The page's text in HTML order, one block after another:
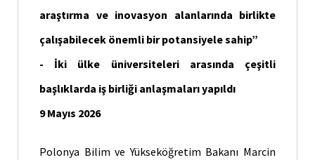
araştırma ve inovasyon alanlarında birlikte
çalışabilecek önemli bir potansiyele sahip”
- İki ülke üniversiteleri arasında çeşitli
başlıklarda iş birliği anlaşmaları yapıldı
9 Mayıs 2026
Polonya Bilim ve Yükseköğretim Bakanı Marcin